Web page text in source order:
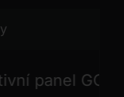
GONG